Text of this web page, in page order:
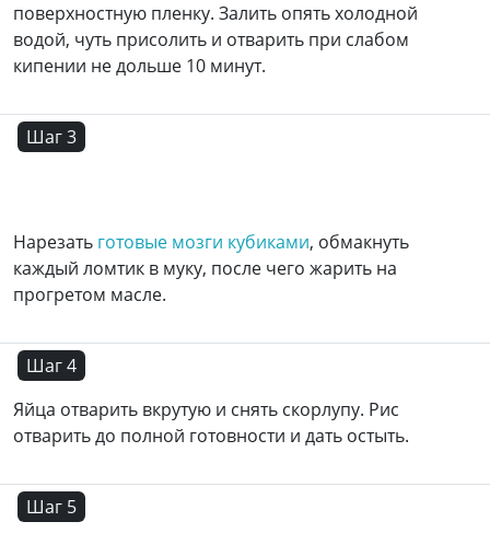
поверхностную пленку. Залить опять холодной
водой, чуть присолить и отварить при слабом
кипении не дольше 10 минут.
Шаг 3
Нарезать готовые мозги кубиками, обмакнуть
каждый ломтик в муку, после чего жарить на
прогретом масле.
Шаг 4
Яйца отварить вкрутую и снять скорлупу. Рис
отварить до полной готовности и дать остыть.
Шаг 5